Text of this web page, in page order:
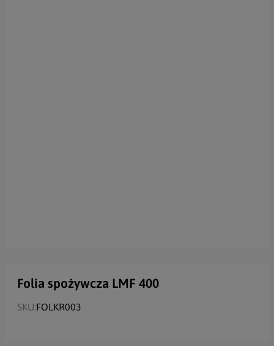
Folia spożywcza LMF 400
SKU:FOLKR003